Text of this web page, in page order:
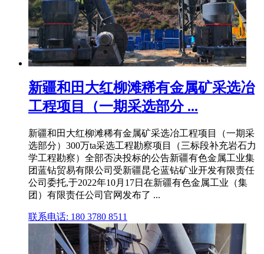
新疆和田大红柳滩稀有金属矿采选冶
工程项目（一期采选部分 ...
新疆和田大红柳滩稀有金属矿采选冶工程项目（一期采
选部分）300万ta采选工程勘察项目（三标段补充岩石力
学工程勘察）全部否决投标的公告新疆有色金属工业集
团蓝钻贸易有限公司受新疆昆仑蓝钻矿业开发有限责任
公司委托,于2022年10月17日在新疆有色金属工业（集
团）有限责任公司官网发布了 ...
联系电话: 180 3780 8511